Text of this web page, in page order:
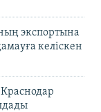
экспортына
келіскен